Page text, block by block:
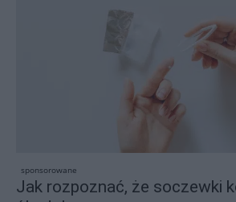
sponsorowane
Jak rozpoznać, że soczewki